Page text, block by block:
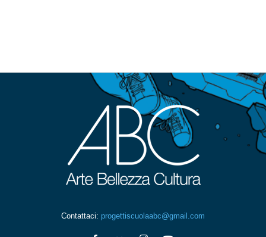
Contattaci: progettiscuolaabc@gmail.com